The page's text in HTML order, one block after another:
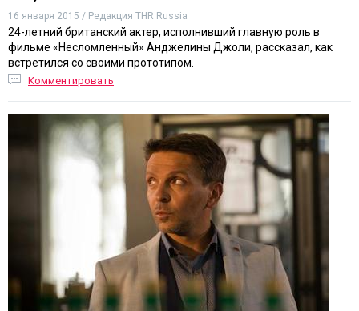
16 января 2015 / Редакция THR Russia
24-летний британский актер, исполнивший главную роль в
фильме «Несломленный» Анджелины Джоли, рассказал, как
встретился со своими прототипом.
Комментировать